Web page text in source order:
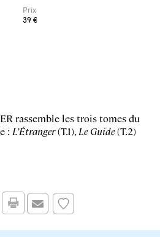
Prix
39 €
rassemble les trois tomes du
: L’Étranger(T.1), Le Guide(T.2)